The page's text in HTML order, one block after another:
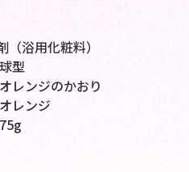
浴用化粧料）
型
レンジのかおり
レンジ